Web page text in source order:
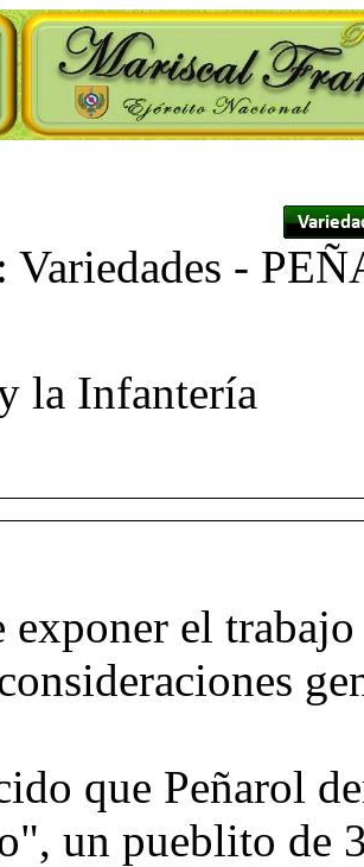
Variedades -
la Infantería
exponer el
que Peñarol
un pueblito de